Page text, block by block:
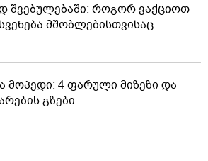
შვებულებაში: როგორ ვაქციოთ
მშობლებისთვისაც
მოპედი: 4 ფარული მიზეზი და
გზები